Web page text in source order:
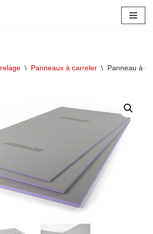
\ Panneaux à carreler \ Panneau à